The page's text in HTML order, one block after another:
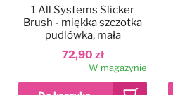
72,90 zł
1 All Systems Slicker
Brush - miękka szczotka
pudlówka, mała
W magazynie